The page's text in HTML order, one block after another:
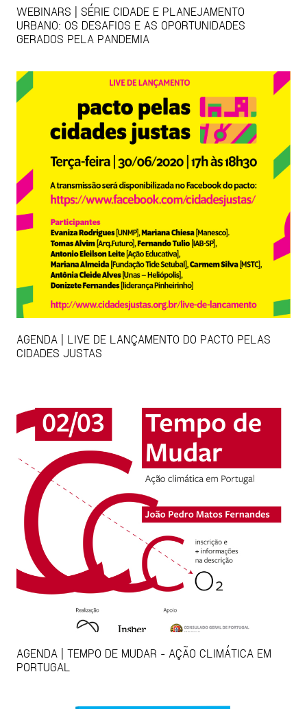
WEBINARS | SÉRIE CIDADE E PLANEJAMENTO
URBANO: OS DESAFIOS E AS OPORTUNIDADES
GERADOS PELA PANDEMIA
AGENDA | LIVE DE LANÇAMENTO DO PACTO PELAS
CIDADES JUSTAS
AGENDA | TEMPO DE MUDAR - AÇÃO CLIMÁTICA EM
PORTUGAL